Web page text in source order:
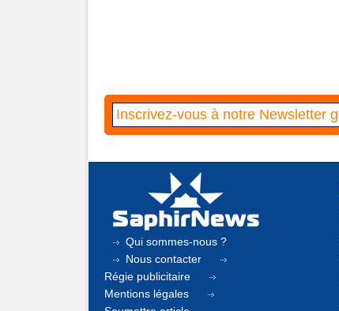
Qui sommes-nous ?
Nous contacter
Régie publicitaire
Mentions légales